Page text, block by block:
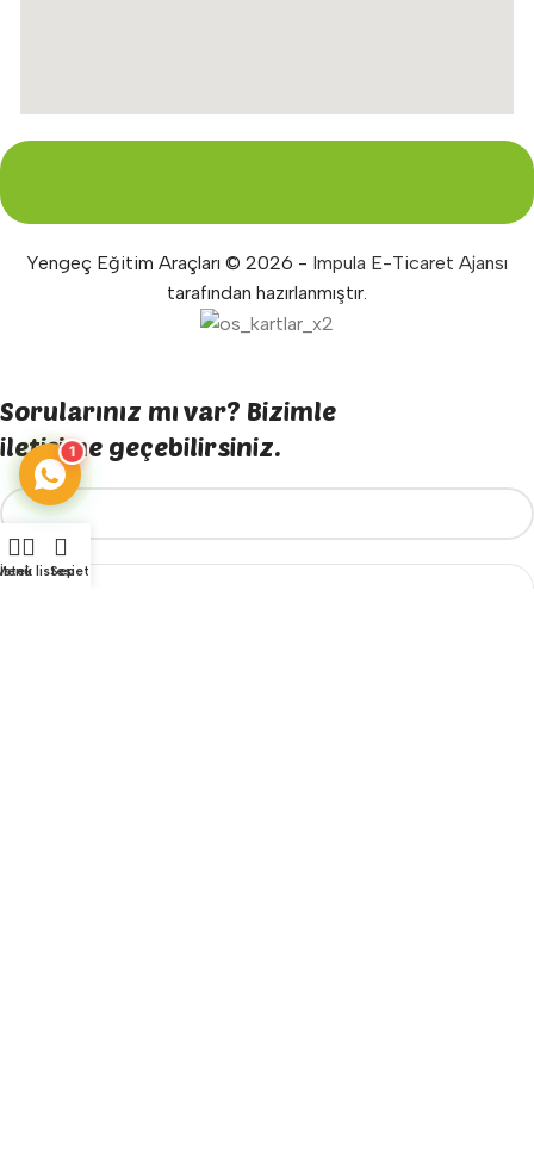
Yengeç Eğitim Araçları © 2026 - Impula E-Ticaret Ajansı
tarafından hazırlanmıştır.
Sorularınız mı var? Bizimle
iletişime geçebilirsiniz.
İstek listesi
Sepet
1